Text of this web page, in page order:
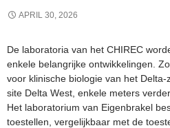
APRIL 30, 2026
De laboratoria van het CHIREC
enkele belangrijke ontwikkelingen.
voor klinische biologie van het
site Delta West, enkele meters
Het laboratorium van Eigenbrakel
toestellen, vergelijkbaar met de